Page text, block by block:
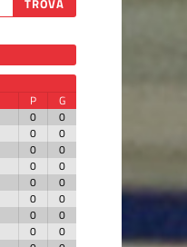
P
G
0
0
0
0
0
0
0
0
0
0
0
0
0
0
0
0